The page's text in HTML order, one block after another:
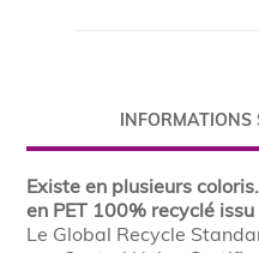
INFORMATIONS
Existe en plusieurs
en PET 100% recyclé
Le Global Recycle